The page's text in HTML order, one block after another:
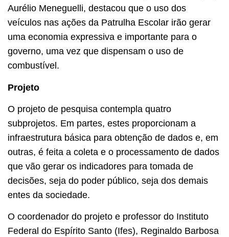
Aurélio Meneguelli, destacou que o uso dos
veículos nas ações da Patrulha Escolar irão gerar
uma economia expressiva e importante para o
governo, uma vez que dispensam o uso de
combustível.
Projeto
O projeto de pesquisa contempla quatro
subprojetos. Em partes, estes proporcionam a
infraestrutura básica para obtenção de dados e, em
outras, é feita a coleta e o processamento de dados
que vão gerar os indicadores para tomada de
decisões, seja do poder público, seja dos demais
entes da sociedade.
O coordenador do projeto e professor do Instituto
Federal do Espírito Santo (Ifes), Reginaldo Barbosa